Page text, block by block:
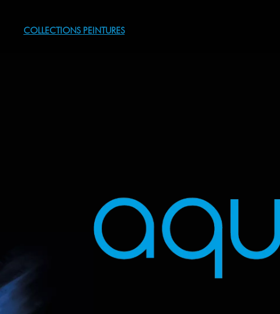
COLLECTIONS PEINTURES